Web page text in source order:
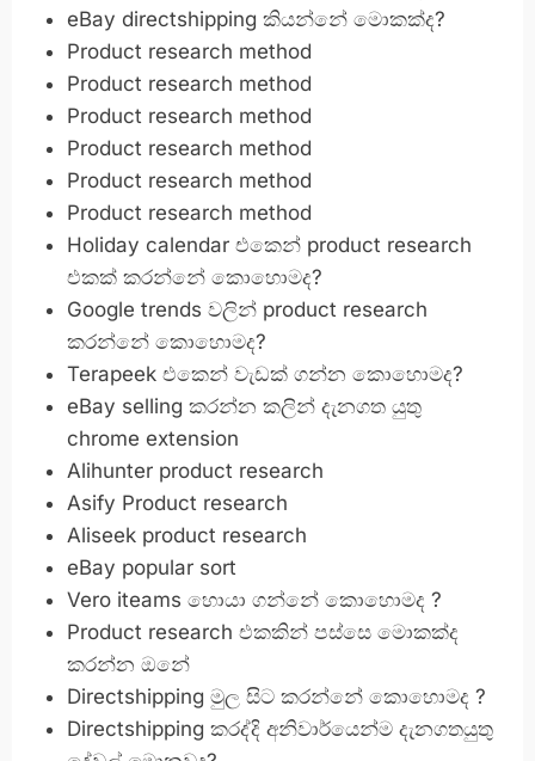
eBay directshipping කියන්නේ මොකක්ද?
Product research method
Product research method
Product research method
Product research method
Product research method
Product research method
Holiday calendar එකෙන් product research
එකක් කරන්නේ කොහොමද?
Google trends වලින් product research
කරන්නේ කොහොමද?
Terapeek එකෙන් වැඩක් ගන්න කොහොමද?
eBay selling කරන්න කලින් දැනගත යුතු
chrome extension
Alihunter product research
Asify Product research
Aliseek product research
eBay popular sort
Vero iteams හොයා ගන්නේ කොහොමද ?
Product research එකකින් පස්සෙ මොකක්ද
කරන්න ඔනේ
Directshipping මුල සිට කරන්නේ කොහොමද ?
Directshipping කරද්දි අනිවාර්යෙන්ම දැනගතයුතු